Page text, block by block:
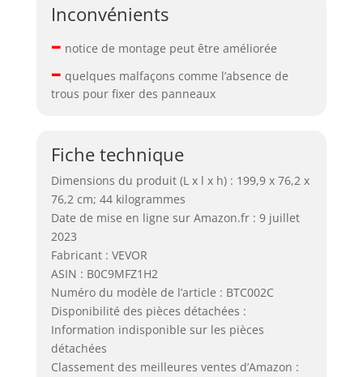
Inconvénients
– notice de montage peut être améliorée
– quelques malfaçons comme l’absence de
trous pour fixer des panneaux
Fiche technique
Dimensions du produit (L x l x h) : 199,9 x 76,2 x
76,2 cm; 44 kilogrammes
Date de mise en ligne sur Amazon.fr : 9 juillet
2023
Fabricant : VEVOR
ASIN : B0C9MFZ1H2
Numéro du modèle de l’article : BTC002C
Disponibilité des pièces détachées :
Information indisponible sur les pièces
détachées
Classement des meilleures ventes d’Amazon :